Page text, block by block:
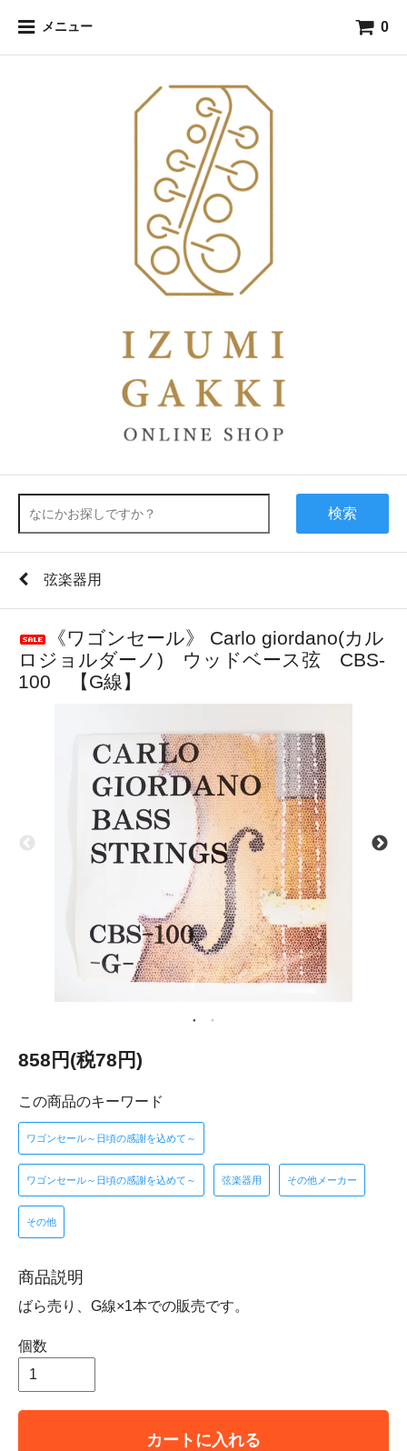
メニュー 0
検索
弦楽器用
《ワゴンセール》 Carlo giordano(カル
ロジョルダーノ) ウッドベース弦 CBS-
100 【G線】
858円(税78円)
この商品のキーワード
ワゴンセール～日頃の感謝を込めて～
ワゴンセール～日頃の感謝を込めて～ 弦楽器用 その他メーカー
その他
商品説明
ばら売り、G線×1本での販売です。
個数
カートに入れる